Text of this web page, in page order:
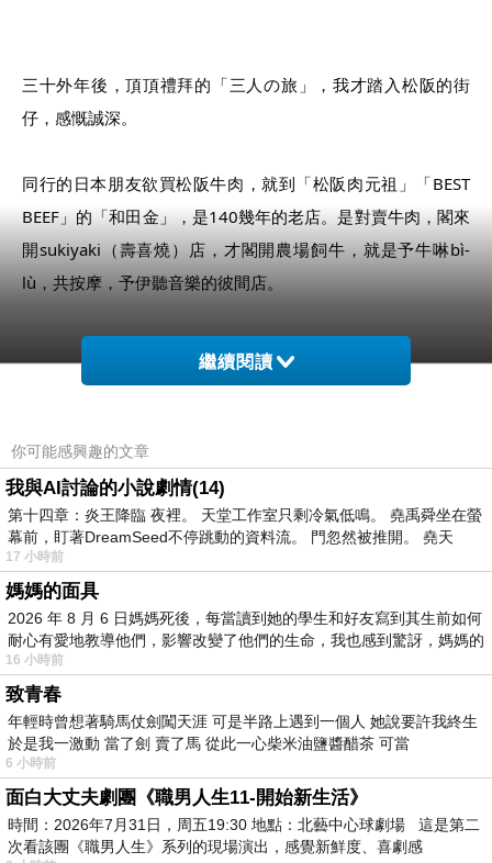
三十外年後，頂頂禮拜的「三人の旅」，我才踏入松阪的街
仔，感慨誠深。
同行的日本朋友欲買松阪牛肉，就到「松阪肉元祖」「BEST
BEEF」的「和田金」，是140幾年的老店。是對賣牛肉，閣來
開sukiyaki（壽喜燒）店，才閣開農場飼牛，就是予牛啉bì-
lù，共按摩，予伊聽音樂的彼間店。
來到松阪，無食松阪牛嘛講袂得過。就到有名的「牛銀本店」
店，猶是維持傳統的坐佇tha-thá-mih頂食。
Sukiyaki嘛是日本創造的一種獨有的，由專人替人客料理牛肉
的食法，也是展現日本的「おもてなし」（款待）的精神。20
幾歲的時佇日本予人請過食Sukiyaki，感嘆哪會有遮爾好食的
牛肉。以後就毋捌食過遐爾好食的Sukiyaki。會記得台灣的
「吉野家」捌賣過Sukiyaki，家己照伊講的煮，食了後干焦是
「鹹篤篤」的感覺，毋知咧食啥！
到牛銀食Sukiyaki是關西口味。嘛才知影Sukiyaki有關東佮關
西兩種口味。關東口味是共肉佮蔬菜做伙用醬料煮。關西口味
是用醬油佮糖共肉煎熟，搵生蛋汁食。然後才用煮過的肉汁來
繼續閱讀
你可能感興趣的文章
我與AI討論的小說劇情(14)
第十四章：炎王降臨 夜裡。 天堂工作室只剩冷氣低鳴。 堯禹舜坐在螢
幕前，盯著DreamSeed不停跳動的資料流。 門忽然被推開。 堯天
17 小時前
媽媽的面具
2026 年 8 月 6 日媽媽死後，每當讀到她的學生和好友寫到其生前如何
耐心有愛地教導他們，影響改變了他們的生命，我也感到驚訝，媽媽的
16 小時前
致青春
年輕時曾想著騎馬仗劍闖天涯 可是半路上遇到一個人 她說要許我終生
於是我一激動 當了劍 賣了馬 從此一心柴米油鹽醬醋茶 可當
6 小時前
面白大丈夫劇團《職男人生11-開始新生活》
時間：2026年7月31日，周五19:30 地點：北藝中心球劇場 這是第二
次看該團《職男人生》系列的現場演出，感覺新鮮度、喜劇感